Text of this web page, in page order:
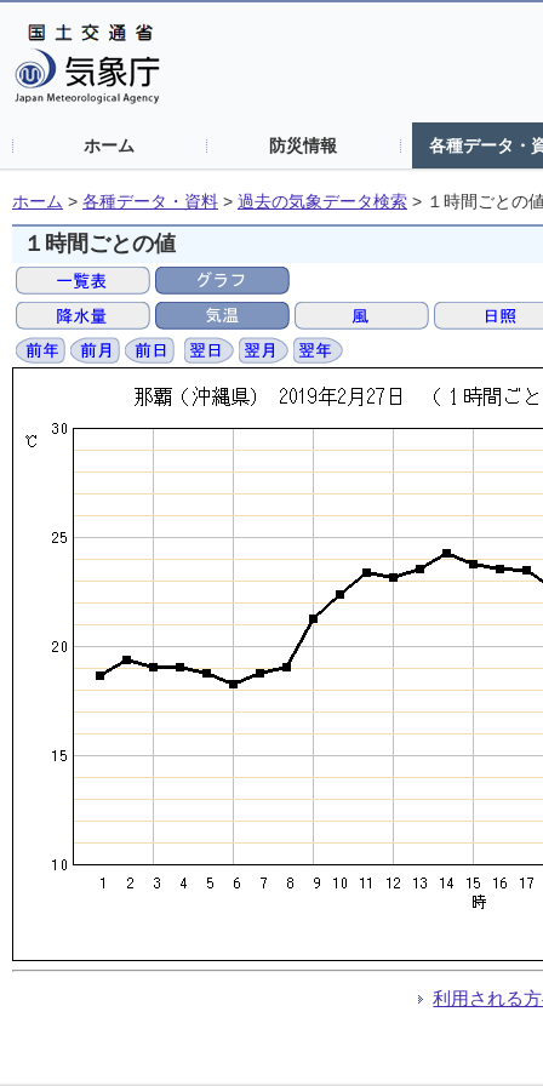
ホーム 防災情報 各種データ・
ホーム > 各種データ・資料 > 過去の気象データ検索 > １時間ごとの
１時間ごとの値
利用される